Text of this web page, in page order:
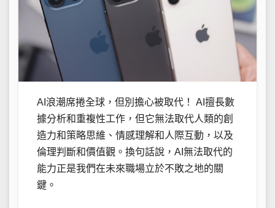
AI浪潮席捲全球，但別擔心被取代！ AI擅長數
據分析和重複性工作，但它無法取代人類的創
造力和策略思維、情感理解和人際互動，以及
倫理判斷和價值觀。換句話說，AI無法取代的
能力正是我們在未來職場立於不敗之地的關
鍵。